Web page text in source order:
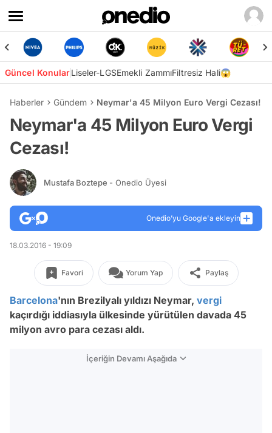
Güncel KonularLiseler-LGSEmekli ZammıFiltresiz Hali😱
Haberler Gündem Neymar'a 45 Milyon Euro Vergi Cezası!
Neymar'a 45 Milyon Euro Vergi
Cezası!
Mustafa Boztepe - Onedio Üyesi
Onedio’yu Google'a ekleyin
18.03.2016 - 19:09
Favori Yorum Yap Paylaş
Barcelona'nın Brezilyalı yıldızı Neymar, vergi
kaçırdığı iddiasıyla ülkesinde yürütülen davada 45
milyon avro para cezası aldı.
İçeriğin Devamı Aşağıda